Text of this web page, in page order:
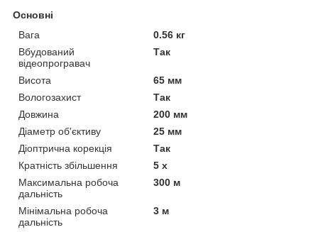
Основні
Вага
0.56 кг
Вбудований
відеопрогравач
Так
Висота
65 мм
Вологозахист
Так
Довжина
200 мм
Діаметр об'єктиву
25 мм
Діоптрична корекція
Так
Кратність збільшення
5 х
Максимальна робоча
дальність
300 м
Мінімальна робоча
дальність
3 м